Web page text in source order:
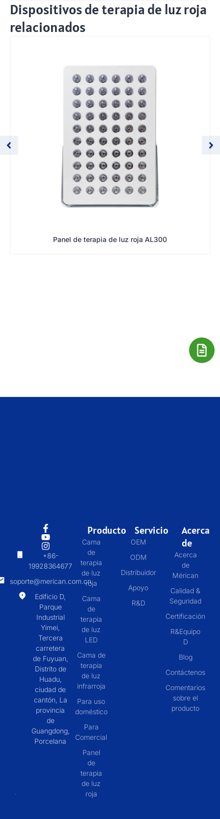
Dispositivos de terapia de luz roja
relacionados
Panel de terapia de luz roja AL300
+86-
19928364677
soporte@merican.com.cn
Edificio D,
Parque
Industrial
Yimei,
Tercera
carretera
de Fuyuan,
Distrito de
Huadu,
ciudad de
cantón, La
provincia
de
Guangdong,
Porcelana
Producto
Cama
de
terapia
de luz
roja
Cama
de
terapia
de luz
LED
Cama de
terapia
de luz
infrarroja
Para uso
doméstico
Para
Comercial
Panel
de
terapia
de luz
roja
Servicio
OEM
ODM
Distribuidor
Apoyo
R&D
Acerca
de
Acerca
de
Mérican
Calidad &
Seguridad
Certificación
R&Equipo
D
Blog
Contáctenos
Comentarios
sobre el
producto